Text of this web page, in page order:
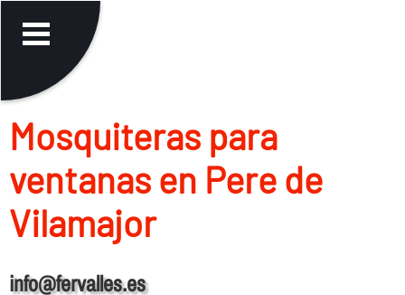
Mosquiteras para
ventanas en Pere de
Vilamajor
info@fervalles.es